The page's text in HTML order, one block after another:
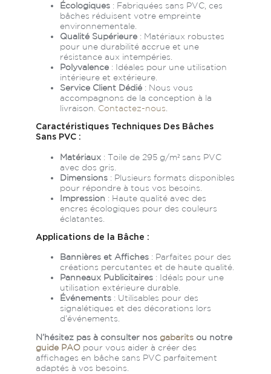
Écologiques : Fabriquées sans PVC, ces
bâches réduisent votre empreinte
environnementale.
Qualité Supérieure : Matériaux robustes
pour une durabilité accrue et une
résistance aux intempéries.
Polyvalence : Idéales pour une utilisation
intérieure et extérieure.
Service Client Dédié : Nous vous
accompagnons de la conception à la
livraison. Contactez-nous.
Caractéristiques Techniques Des Bâches
Sans PVC :
Matériaux : Toile de 295 g/m² sans PVC
avec dos gris.
Dimensions : Plusieurs formats disponibles
pour répondre à tous vos besoins.
Impression : Haute qualité avec des
encres écologiques pour des couleurs
éclatantes.
Applications de la Bâche :
Bannières et Affiches : Parfaites pour des
créations percutantes et de haute qualité.
Panneaux Publicitaires : Idéals pour une
utilisation extérieure durable.
Événements : Utilisables pour des
signalétiques et des décorations lors
d’événements.
N’hésitez pas à consulter nos gabarits ou notre
guide PAO pour vous aider à créer des
affichages en bâche sans PVC parfaitement
adaptés à vos besoins.